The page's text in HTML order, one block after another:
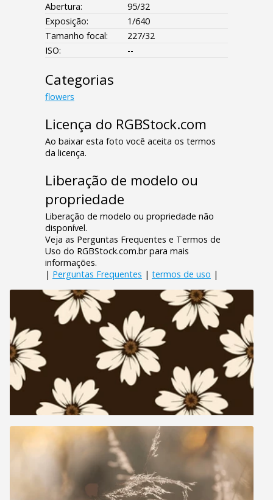
Abertura:
95/32
Exposição:
1/640
Tamanho focal:
227/32
ISO:
--
Categorias
flowers
Licença do RGBStock.com
Ao baixar esta foto você aceita os termos
da licença.
Liberação de modelo ou
propriedade
Liberação de modelo ou propriedade não
disponível.
Veja as Perguntas Frequentes e Termos de
Uso do RGBStock.com.br para mais
informações.
| Perguntas Frequentes | termos de uso |